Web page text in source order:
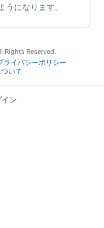
になります。
Rights Reserved.
ライバシーポリシー
いて
イン